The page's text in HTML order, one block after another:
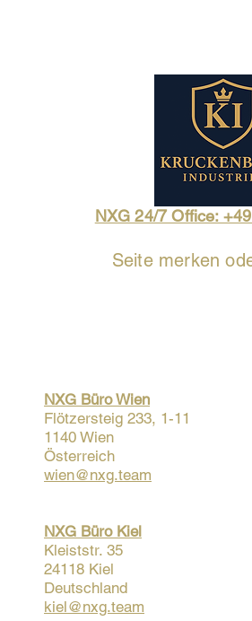
NXG 24/7 Office:
Seite merken
NXG Büro Wien
Flötzersteig 233, 1-11
1140 Wien
Österreich​​
wien@nxg.team
NXG Büro Kiel
Kleiststr. 35
24118 Kiel
Deutschland
kiel@nxg.team